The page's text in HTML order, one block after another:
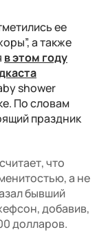
ее
а также
в этом году
shower
По словам
праздник
что
а не
бывший
добавив,
долларов.